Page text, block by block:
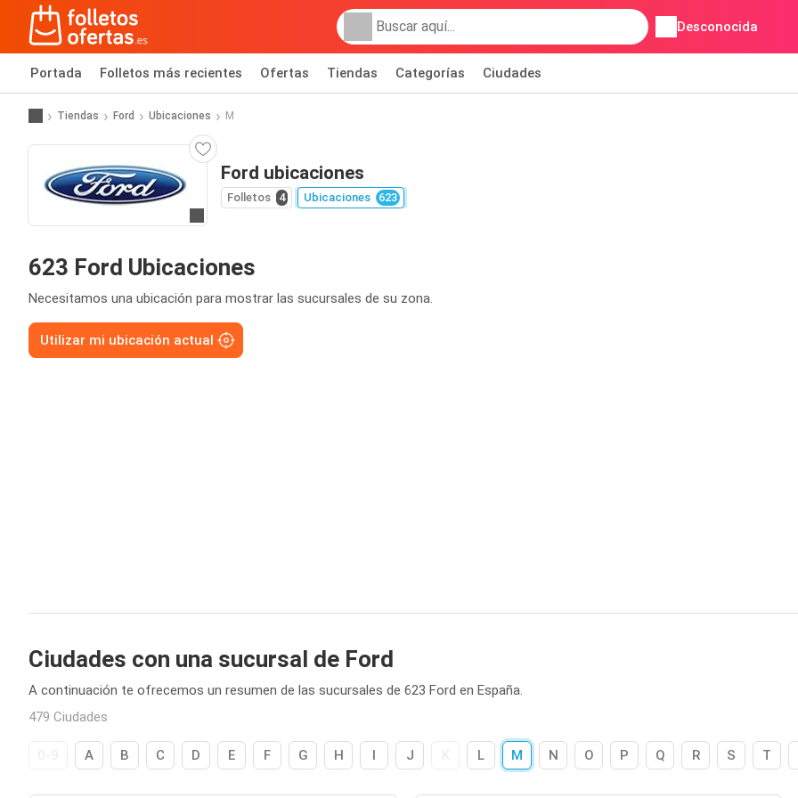
Desconocida
Portada Folletos más recientes Ofertas Tiendas Categorías Ciudades
Tiendas Ford Ubicaciones M
Ford ubicaciones
Folletos 4 Ubicaciones 623
623 Ford Ubicaciones
Necesitamos una ubicación para mostrar las sucursales de su zona.
Utilizar mi ubicación actual
Ciudades con una sucursal de Ford
A continuación te ofrecemos un resumen de las sucursales de 623 Ford en España.
479 Ciudades
A B C D E F G H I J L M N O P Q R S T